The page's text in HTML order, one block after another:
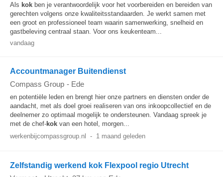
Als kok ben je verantwoordelijk voor het voorbereiden en bereiden van
gerechten volgens onze kwaliteitsstandaarden. Je werkt samen met
een groot en professioneel team waarin samenwerking, snelheid en
gastbeleving centraal staan. Voor ons keukenteam...
vandaag
Accountmanager Buitendienst
Compass Group - Ede
en potentiële leden en brengt hier onze partners en diensten onder de
aandacht, met als doel groei realiseren van ons inkoopcollectief en de
deelnemer zo optimaal mogelijk te ondersteunen. Vandaag spreek je
met de chef-kok van een hotel, morgen...
werkenbijcompassgroup.nl
- 1 maand geleden
Zelfstandig werkend kok Flexpool regio Utrecht